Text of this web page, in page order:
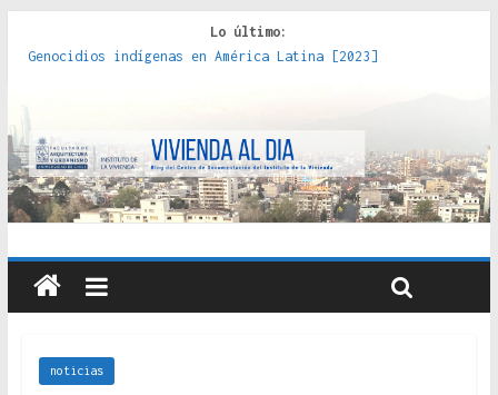
Lo último:
Genocidios indígenas en América Latina [2023]
políticas, prácticas y representaciones [2022]
crítica de las fronteras latinoamericanas [2020]
Criterios técnicos para una vivienda adecuada [2019]
Red de consultorios de la Caja del Seguro Obrero en
Santiago : un patrimonio emblemático [2014]
noticias